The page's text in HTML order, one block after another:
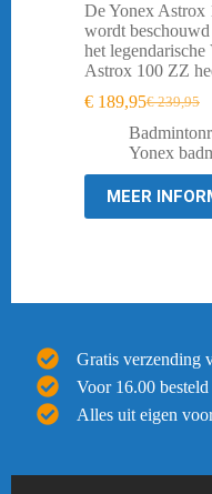
De Yonex Astrox
wordt
het
Astrox 100 ZZ
€239,95
prijs
was:
€ 239,95.
€ 189,95Huidige
prijs
is:
€ 189,95.
Yonex
MEER
Gratis verzending
Voor 16.00
Alles uit eigen